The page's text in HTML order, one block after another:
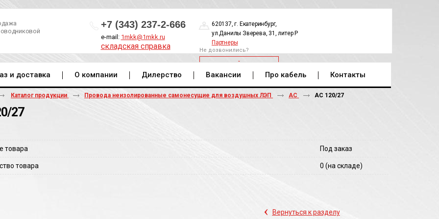
+7 (343) 237-2-666
e-mail: 1mkk@1mkk.ru
складская справка
620137, г. Екатеринбург,
ул.Данилы Зверева, 31, литер Р
Партнеры
Не дозвонились?
ОБРАТНЫЙ ЗВОНОК
и доставка О компании Дилерство Вакансии Про кабель Контакты
Каталог продукции Провода неизолированные самонесущие для воздушных ЛЭП АС АС 120/27
27
товара Под заказ
товара 0 (на складе)
‹ Вернуться к разделу